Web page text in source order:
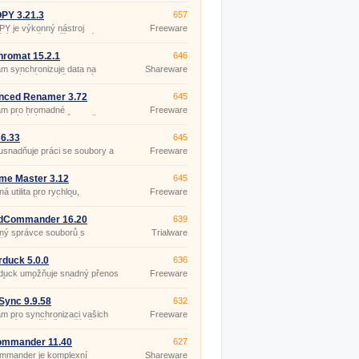
3.21.3
je výkonný nástroj
v prostředí příkazového
příkazu xcopy.
657
Freeware
účely)
15.2.1
synchronizuje data na
síťových a přenosných
prostřednictvím sítě nebo
úložiště.
646
Shareware
Renamer 3.72
pro hromadné
souborů a složek.
645
Freeware
práci se soubory a
645
Freeware
Master 3.12
utilita pro rychlou,
změnu názvů skupin
645
Freeware
16.20
správce souborů s
dvoupanelovým
639
Trialware
5.0.0
umožňuje snadný přenos
z/na různá vzdálená
S3, Google Cloud Storage,
Azure, Rackspace Cloud
Docs) a jejich
636
Freeware
9.9.58
pro synchronizaci vašich
více počítači, počítačem a
disk), prostřednictvím lokální
internetu.
632
Freeware
11.40
je komplexní
627
Shareware